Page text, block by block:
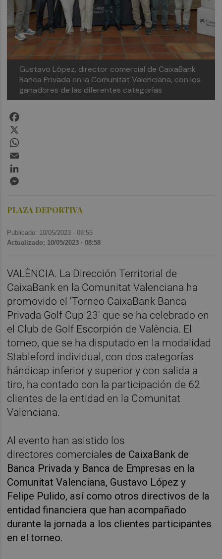
Gustavo López, director comercial de CaixaBank
Banca Privada en la Comunitat Valenciana, con los
ganadores de las diferentes categorías
PLAZA DEPORTIVA
Publicado: 10/05/2023 ·08:55
Actualizado: 10/05/2023 · 08:58
VALÈNCIA. La Dirección Territorial de
CaixaBank en la Comunitat Valenciana ha
promovido el 'Torneo CaixaBank Banca
Privada Golf Cup 23' que se ha celebrado en
el Club de Golf Escorpión de València. El
torneo, que se ha disputado en la modalidad
Stableford individual, con dos categorías
hándicap inferior y superior y con salida a
tiro, ha contado con la participación de 62
clientes de la entidad en la Comunitat
Valenciana.
Al evento han asistido los
directores comercial es de CaixaBank de
Banca Privada y Banca de Empresas en la
Comunitat Valenciana, Gustavo López y
Felipe Pulido, así como otros directivos de la
entidad financiera que han acompañado
durante la jornada a los clientes participantes
en eltorneo.